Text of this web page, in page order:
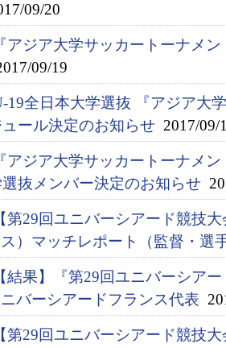
09/20
『アジア大学サッカートーナメ
09/19
19全日本大学選抜 『アジア大
ール決定のお知らせ 2017/09/
『アジア大学サッカートーナメ
抜メンバー決定のお知らせ
【第29回ユニバーシアード競技
ス）マッチレポート（監督・選
【結果】『第29回ユニバーシア
バーシアードフランス代表
【第29回ユニバーシアード競技